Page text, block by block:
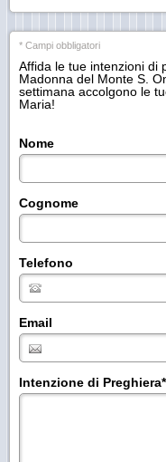
* Campi obbligatori
Affida le tue intenzioni di
Madonna del Monte S.
settimana accolgono le
Maria!
Nome
Cognome
Telefono
Email
Intenzione di Preghiera*